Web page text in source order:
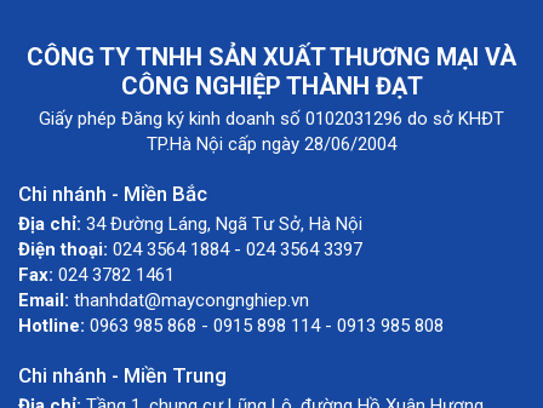
CÔNG TY TNHH SẢN XUẤT THƯƠNG MẠI VÀ
CÔNG NGHIỆP THÀNH ĐẠT
Giấy phép Đăng ký kinh doanh số 0102031296 do sở KHĐT
TP.Hà Nội cấp ngày 28/06/2004
Chi nhánh - Miền Bắc
Địa chỉ: 34 Đường Láng, Ngã Tư Sở, Hà Nội
Điện thoại: 024 3564 1884 - 024 3564 3397
Fax: 024 3782 1461
Email: thanhdat@maycongnghiep.vn
Hotline: 0963 985 868 - 0915 898 114 - 0913 985 808
Chi nhánh - Miền Trung